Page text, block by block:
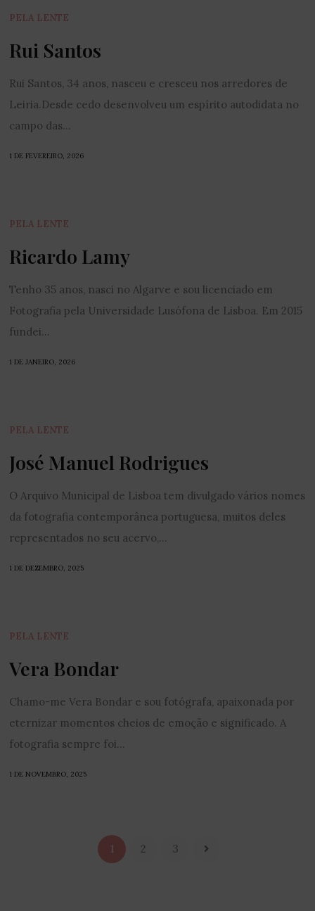
PELA LENTE
Rui Santos
Rui Santos, 34 anos, nasceu e cresceu nos arredores de
Leiria.Desde cedo desenvolveu um espírito autodidata no
campo das...
1 DE FEVEREIRO, 2026
PELA LENTE
Ricardo Lamy
Tenho 35 anos, nasci no Algarve e sou licenciado em
Fotografia pela Universidade Lusófona de Lisboa. Em 2015
fundei...
1 DE JANEIRO, 2026
PELA LENTE
José Manuel Rodrigues
O Arquivo Municipal de Lisboa tem divulgado vários nomes
da fotografia contemporânea portuguesa, muitos deles
representados no seu acervo,...
1 DE DEZEMBRO, 2025
PELA LENTE
Vera Bondar
Chamo-me Vera Bondar e sou fotógrafa, apaixonada por
eternizar momentos cheios de emoção e significado. A
fotografia sempre foi...
1 DE NOVEMBRO, 2025
1 2 3